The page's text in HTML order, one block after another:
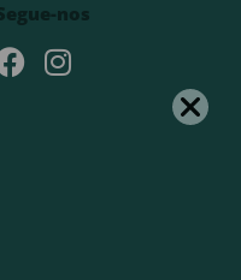
nos